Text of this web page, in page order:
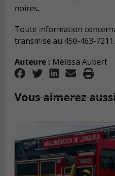
noires.
Toute information
transmise au 450-463-7211.
Auteure : Mélissa Aubert
Vous aimerez